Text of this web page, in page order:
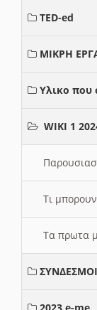
TED-ed
ΜΙΚΡΗ
Υλικο που
WIKI 1
Τι
Τα πρωτα